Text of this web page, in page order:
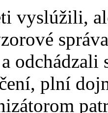
vyslúžili,
odchádzali
plní